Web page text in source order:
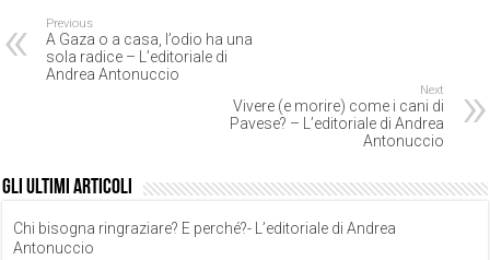
Previous
A Gaza o a casa, l’odio ha una
sola radice – L’editoriale di
Andrea Antonuccio
Next
Vivere (e morire) come i cani di
Pavese? – L’editoriale di Andrea
Antonuccio
Gli ultimi articoli
Chi bisogna ringraziare? E perché?- L’editoriale di Andrea
Antonuccio